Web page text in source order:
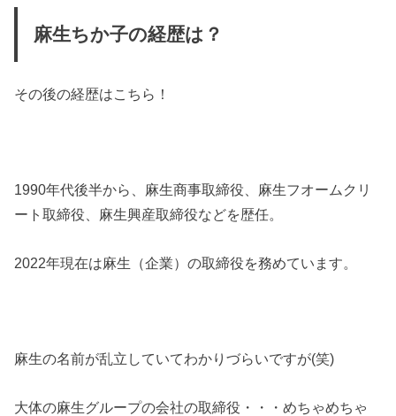
麻生ちか子の経歴は？
その後の経歴はこちら！
1990年代後半から、麻生商事取締役、麻生フオームクリ
ート取締役、麻生興産取締役などを歴任。
2022年現在は麻生（企業）の取締役を務めています。
麻生の名前が乱立していてわかりづらいですが(笑)
大体の麻生グループの会社の取締役・・・めちゃめちゃ